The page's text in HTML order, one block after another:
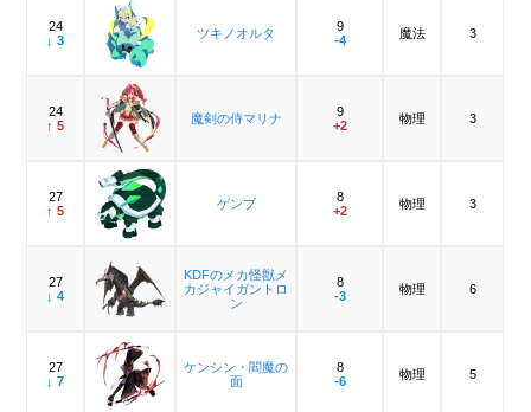
24
↓ 3
ツキノオルタ
9
-4
魔法 3
24
↑ 5
魔剣の侍マリナ
9
+2
物理 3
27
↑ 5
ゲンブ
8
+2
物理 3
27
↓ 4
KDFのメカ怪獣メ
カジャイガントロ
ン
8
-3
物理 6
27
↓ 7
ケンシン・閻魔の
面
8
-6
物理 5